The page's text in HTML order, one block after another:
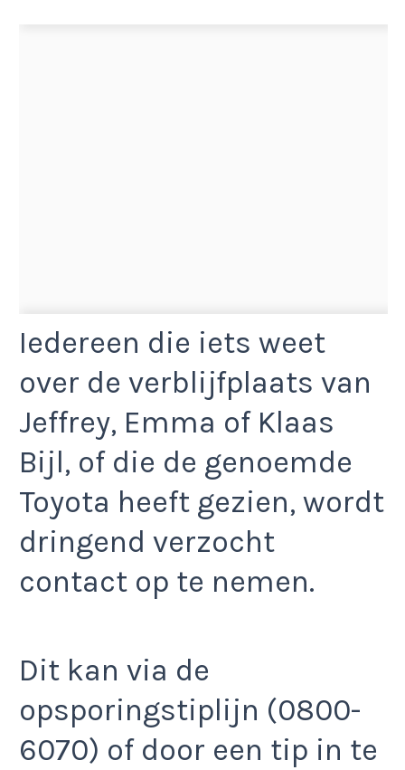
Iedereen die iets weet
over de verblijfplaats van
Jeffrey, Emma of Klaas
Bijl, of die de genoemde
Toyota heeft gezien, wordt
dringend verzocht
contact op te nemen.
Dit kan via de
opsporingstiplijn (0800-
6070) of door een tip in te